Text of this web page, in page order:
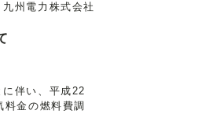
九州電力株式会社
伴い、平成22
金の燃料費調